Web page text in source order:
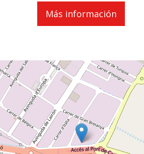
Más información